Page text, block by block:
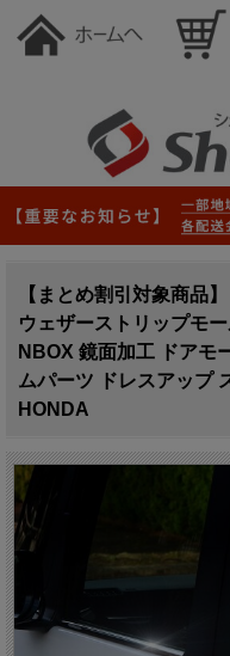
【まとめ割引対象商品
ウェザーストリップモ
NBOX 鏡面加工 ドアモ
ムパーツ ドレスアップ
HONDA